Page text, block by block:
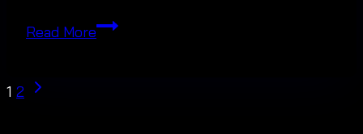
Read MoreRPG
PAGE
1 2
Next